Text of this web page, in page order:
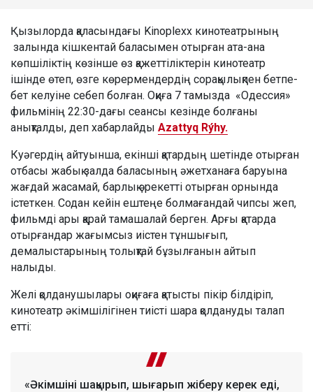
Қызылорда қаласындағы Kinoplexx кинотеатрының
залында кішкентай баласымен отырған ата-ана
көпшіліктің көзінше өз қажеттіліктерін кинотеатр
ішінде өтеп, өзге көрермендердің сорақылықпен бетпе-
бет келуіне себеп болған. Оқиға 7 тамызда «Одессия»
фильмінің 22:30-дағы сеансы кезінде болғаны
анықталды, деп хабарлайды Azattyq Rýhy.
Куәгердің айтуынша, екінші қатардың шетінде отырған
отбасы жабық залда баласының әжетханаға баруына
жағдай жасамай, барлық әрекетті отырған орнында
істеткен. Содан кейін ештеңе болмағандай чипсы жеп,
фильмді ары қарай тамашалай берген. Арғы қатарда
отырғандар жағымсыз иістен тұншығып,
демалыстарының толықтай бұзылғанын айтып
налыды.
Желі қолданушылары оқиғаға қатысты пікір білдіріп,
кинотеатр әкімшілігінен тиісті шара қолдануды талап
етті:
«Әкімшіні шақырып, шығарып жіберу керек еді,